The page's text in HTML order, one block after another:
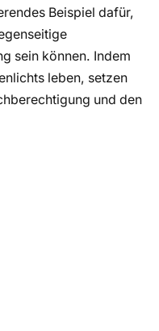
Beispiel dafür,
sein können. Indem
leben, setzen
und den